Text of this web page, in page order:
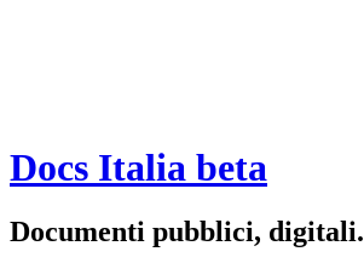
Docs Italia beta
Documenti pubblici, digitali.